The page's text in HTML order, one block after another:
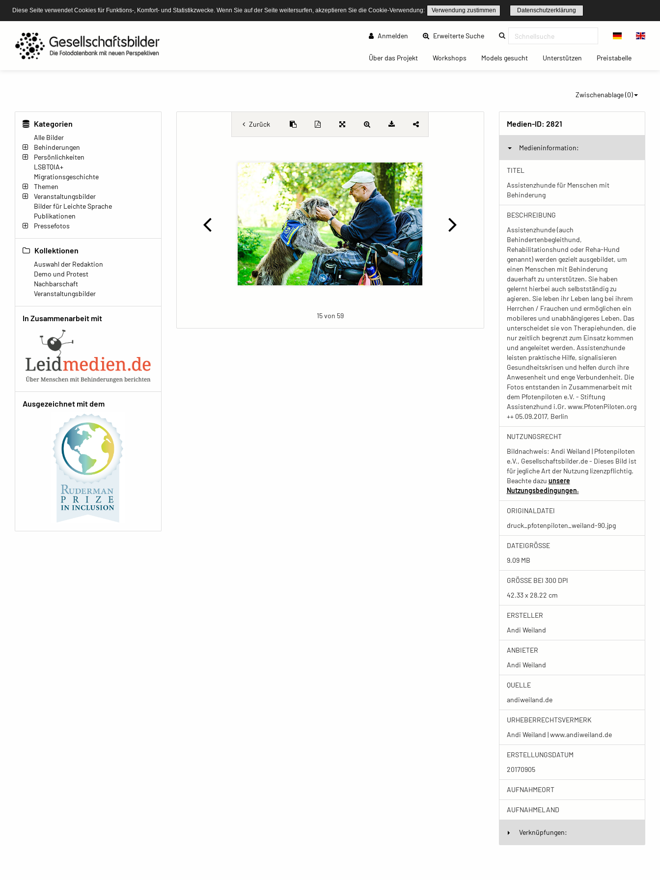
Diese Seite verwendet Cookies für Funktions-, Komfort- und Statistikzwecke. Wenn Sie auf der Seite weitersurfen, akzeptieren Sie die Cookie-Verwendung: Verwendung zustimmen Datenschutzerklärung
Anmelden Erweiterte Suche(current)
Über das Projekt(current)Workshops(current)Models gesucht(current)Unterstützen(current)Preistabelle(current)
Zwischenablage (0)
Kategorien
Alle Bilder
Behinderungen
Persönlichkeiten
LSBTQIA+
Migrationsgeschichte
Themen
Veranstaltungsbilder
Bilder für Leichte Sprache
Publikationen
Pressefotos
Kollektionen
Auswahl der Redaktion
Demo und Protest
Nachbarschaft
Veranstaltungsbilder
In Zusammenarbeit mit
Ausgezeichnet mit dem
Zurück
15 von 59
Medien-ID: 2821
Medieninformation:
TITEL
Assistenzhunde für Menschen mit
Behinderung
BESCHREIBUNG
Assistenzhunde (auch
Behindertenbegleithund,
Rehabilitationshund oder Reha-Hund
genannt) werden gezielt ausgebildet, um
einen Menschen mit Behinderung
dauerhaft zu unterstützen. Sie haben
gelernt hierbei auch selbstständig zu
agieren. Sie leben ihr Leben lang bei ihrem
Herrchen / Frauchen und ermöglichen ein
mobileres und unabhängigeres Leben. Das
unterscheidet sie von Therapiehunden, die
nur zeitlich begrenzt zum Einsatz kommen
und angeleitet werden. Assistenzhunde
leisten praktische Hilfe, signalisieren
Gesundheitskrisen und helfen durch ihre
Anwesenheit und enge Verbundenheit. Die
Fotos entstanden in Zusammenarbeit mit
dem Pfotenpiloten e.V. - Stiftung
Assistenzhund i.Gr. www.PfotenPiloten.org
++ 05.09.2017, Berlin
NUTZUNGSRECHT
Bildnachweis: Andi Weiland | Pfotenpiloten
e.V., Gesellschaftsbilder.de - Dieses Bild ist
für jegliche Art der Nutzung lizenzpflichtig.
Beachte dazu unsere
Nutzungsbedingungen.
ORIGINALDATEI
druck_pfotenpiloten_weiland-90.jpg
DATEIGRÖSSE
9.09 MB
GRÖSSE BEI 300 DPI
42.33 x 28.22 cm
ERSTELLER
Andi Weiland
ANBIETER
Andi Weiland
QUELLE
andiweiland.de
URHEBERRECHTSVERMERK
Andi Weiland | www.andiweiland.de
ERSTELLUNGSDATUM
20170905
AUFNAHMEORT
AUFNAHMELAND
Verknüpfungen: